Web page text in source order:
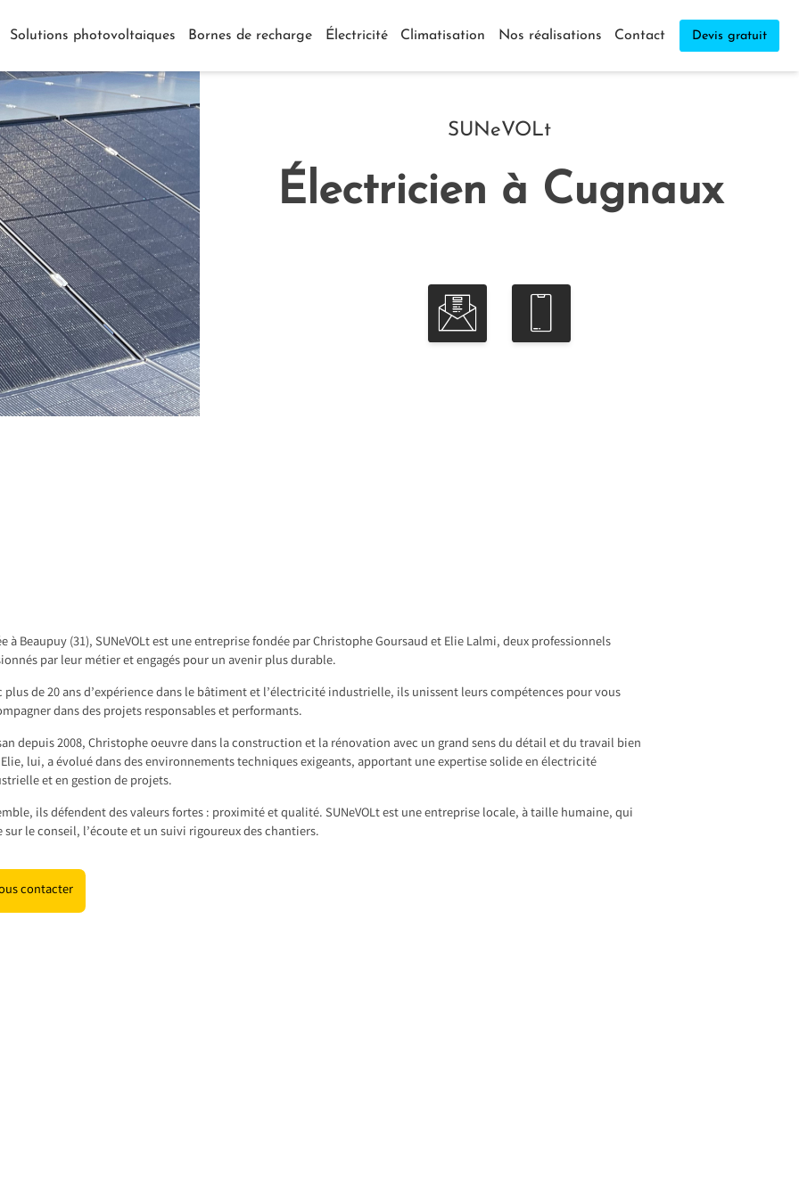
Solutions photovoltaiques Bornes de recharge Électricité Climatisation Nos réalisations Contact Devis gratuit
SUNeVOLt
Électricien à Cugnaux
à Beaupuy (31), SUNeVOLt est une entreprise fondée par Christophe Goursaud et Elie Lalmi, deux professionnels
par leur métier et engagés pour un avenir plus durable.
plus de 20 ans d’expérience dans le bâtiment et l’électricité industrielle, ils unissent leurs compétences pour vous
dans des projets responsables et performants.
depuis 2008, Christophe oeuvre dans la construction et la rénovation avec un grand sens du détail et du travail bien
lui, a évolué dans des environnements techniques exigeants, apportant une expertise solide en électricité
et en gestion de projets.
ils défendent des valeurs fortes : proximité et qualité. SUNeVOLt est une entreprise locale, à taille humaine, qui
sur le conseil, l’écoute et un suivi rigoureux des chantiers.
contacter